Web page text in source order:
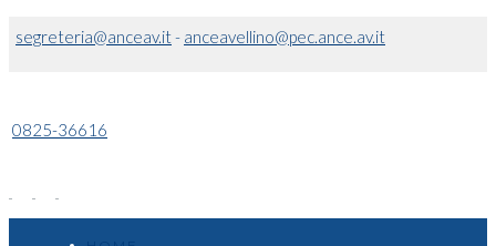
segreteria@anceav.it- anceavellino@pec.ance.av.it
0825-36616